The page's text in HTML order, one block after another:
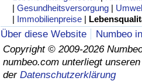
|Gesundheitsversorgung |
| Immobilienpreise |
Über diese Website
Numbeo
Copyright © 2009-2026
numbeo.com unterliegt unseren
der Datenschutzerklärung
Verschmutzungsindex
Umweltverschmutzungs-
Verkehr